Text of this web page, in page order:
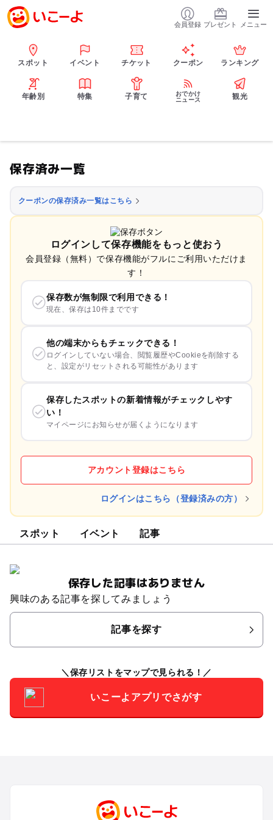
会員登録 プレゼント メニュー
スポット イベント チケット クーポン ランキング
年齢別 特集 子育て
おでかけ
ニュース
観光
保存済み一覧
クーポンの保存済み一覧はこちら
ログインして保存機能をもっと使おう
会員登録（無料）で保存機能がフルにご利用いただけま
す！
保存数が無制限で利用できる！
現在、保存は10件までです
他の端末からもチェックできる！
ログインしていない場合、閲覧履歴やCookieを削除する
と、設定がリセットされる可能性があります
保存したスポットの新着情報がチェックしやす
い！
マイページにお知らせが届くようになります
アカウント登録はこちら
ログインはこちら（登録済みの方）
スポット イベント 記事
保存した記事はありません
興味のある記事を探してみましょう
記事を探す
保存リストをマップで見られる！
いこーよアプリでさがす